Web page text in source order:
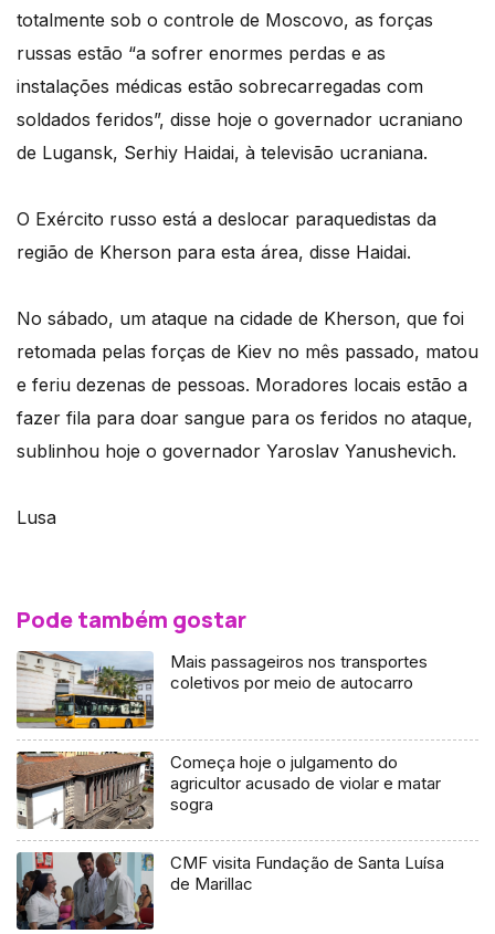
totalmente sob o controle de Moscovo, as forças
russas estão “a sofrer enormes perdas e as
instalações médicas estão sobrecarregadas com
soldados feridos”, disse hoje o governador ucraniano
de Lugansk, Serhiy Haidai, à televisão ucraniana.
O Exército russo está a deslocar paraquedistas da
região de Kherson para esta área, disse Haidai.
No sábado, um ataque na cidade de Kherson, que foi
retomada pelas forças de Kiev no mês passado, matou
e feriu dezenas de pessoas. Moradores locais estão a
fazer fila para doar sangue para os feridos no ataque,
sublinhou hoje o governador Yaroslav Yanushevich.
Lusa
Pode também gostar
Mais passageiros nos transportes
coletivos por meio de autocarro
Começa hoje o julgamento do
agricultor acusado de violar e matar
sogra
CMF visita Fundação de Santa Luísa
de Marillac